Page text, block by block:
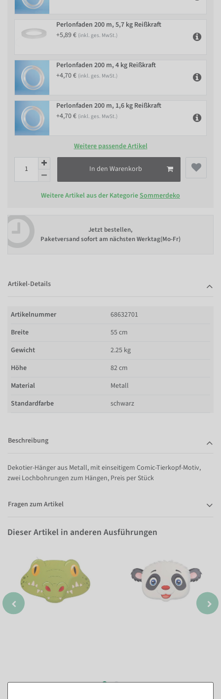
Perlonfaden 200 m, 5,7 kg Reißkraft
+5,89 € (inkl. ges. MwSt.)
Perlonfaden 200 m, 4 kg Reißkraft
+4,70 € (inkl. ges. MwSt.)
Perlonfaden 200 m, 1,6 kg Reißkraft
+4,70 € (inkl. ges. MwSt.)
Weitere passende Artikel
In den Warenkorb
Weitere Artikel aus der KategorieSommerdeko
Jetzt bestellen,
Paketversand sofort am nächsten Werktag(Mo-Fr)
Artikel-Details
Artikelnummer
68632701
Breite
55 cm
Gewicht
2.25 kg
Höhe
82 cm
Material
Metall
Standardfarbe
schwarz
Beschreibung
Dekotier-Hänger aus Metall, mit einseitigem Comic-Tierkopf-Motiv,
zwei Lochbohrungen zum Hängen, Preis per Stück
Fragen zum Artikel
Dieser Artikel in anderen Ausführungen